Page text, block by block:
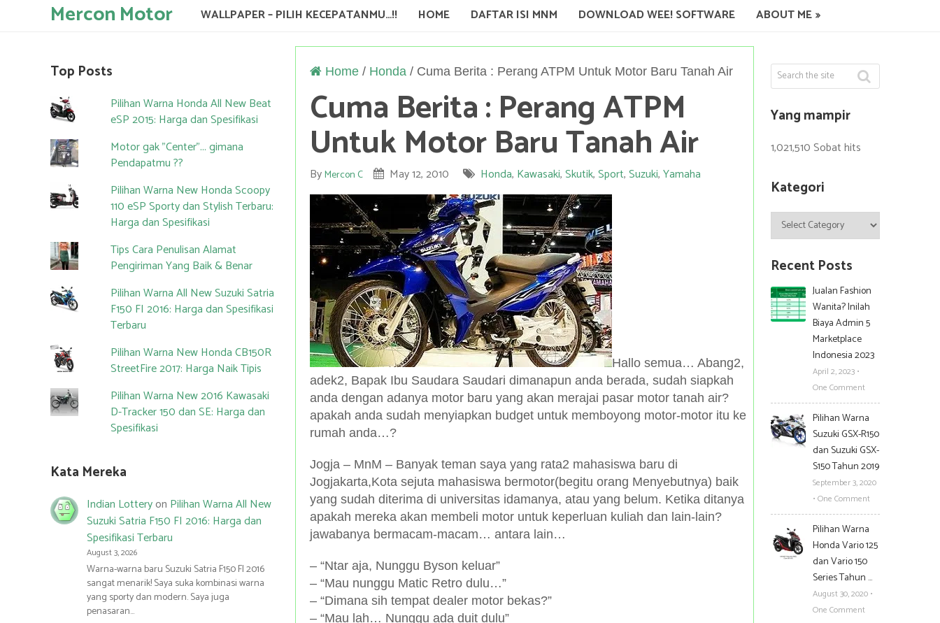
Mercon Motor WALLPAPER – PILIH KECEPATANMU…!! HOME DAFTAR ISI MNM DOWNLOAD WEE! SOFTWARE ABOUT ME
Yang mampir
1,021,510 Sobat hits
Kategori
Kategori
Recent Posts
Jualan Fashion
Wanita? Inilah
Biaya Admin 5
Marketplace
Indonesia 2023
April 2, 2023 •
One Comment
Pilihan Warna
Suzuki GSX-R150
dan Suzuki GSX-
S150 Tahun 2019
September 3, 2020
• One Comment
Pilihan Warna
Honda Vario 125
dan Vario 150
Series Tahun …
August 30, 2020 •
One Comment
Home / Honda / Cuma Berita : Perang ATPM Untuk Motor Baru Tanah Air
Cuma Berita : Perang ATPM
Untuk Motor Baru Tanah Air
ByMercon C May 12, 2010 Honda, Kawasaki,Skutik,Sport,Suzuki,Yamaha
Hallo semua… Abang2,
adek2, Bapak Ibu Saudara Saudari dimanapun anda berada, sudah siapkah
anda dengan adanya motor baru yang akan merajai pasar motor tanah air?
apakah anda sudah menyiapkan budget untuk memboyong motor-motor itu ke
rumah anda…?
Jogja – MnM – Banyak teman saya yang rata2 mahasiswa baru di
Jogjakarta,Kota sejuta mahasiswa bermotor(begitu orang Menyebutnya) baik
yang sudah diterima di universitas idamanya, atau yang belum. Ketika ditanya
apakah mereka akan membeli motor untuk keperluan kuliah dan lain-lain?
jawabanya bermacam-macam… antara lain…
– “Ntar aja, Nunggu Byson keluar”
– “Mau nunggu Matic Retro dulu…”
– “Dimana sih tempat dealer motor bekas?”
– “Mau lah… Nunggu ada duit dulu”
Top Posts
Pilihan Warna Honda All New Beat
eSP 2015: Harga dan Spesifikasi
Motor gak "Center"... gimana
Pendapatmu ??
Pilihan Warna New Honda Scoopy
110 eSP Sporty dan Stylish Terbaru:
Harga dan Spesifikasi
Tips Cara Penulisan Alamat
Pengiriman Yang Baik & Benar
Pilihan Warna All New Suzuki Satria
F150 FI 2016: Harga dan Spesifikasi
Terbaru
Pilihan Warna New Honda CB150R
StreetFire 2017: Harga Naik Tipis
Pilihan Warna New 2016 Kawasaki
D-Tracker 150 dan SE: Harga dan
Spesifikasi
Kata Mereka
Indian Lotteryon Pilihan Warna All New
Suzuki Satria F150 FI 2016: Harga dan
Spesifikasi Terbaru
August 3, 2026
Warna-warna baru Suzuki Satria F150 FI 2016
sangat menarik! Saya suka kombinasi warna
yang sporty dan modern. Saya juga
penasaran…